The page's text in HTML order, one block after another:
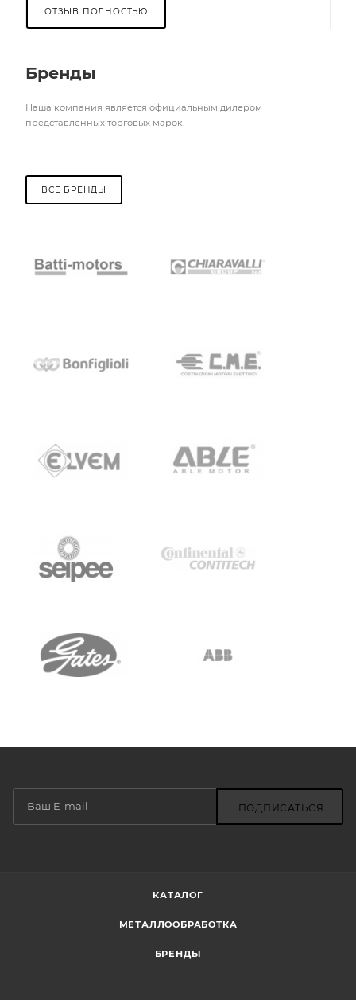
ОТЗЫВ ПОЛНОСТЬЮ
Бренды
Наша компания является официальным дилером
представленных торговых марок.
ВСЕ БРЕНДЫ
ПОДПИСАТЬСЯ
КАТАЛОГ
МЕТАЛЛООБРАБОТКА
БРЕНДЫ